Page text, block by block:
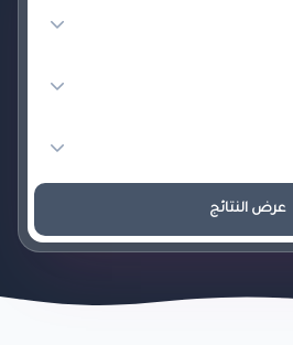
عرض النتائج